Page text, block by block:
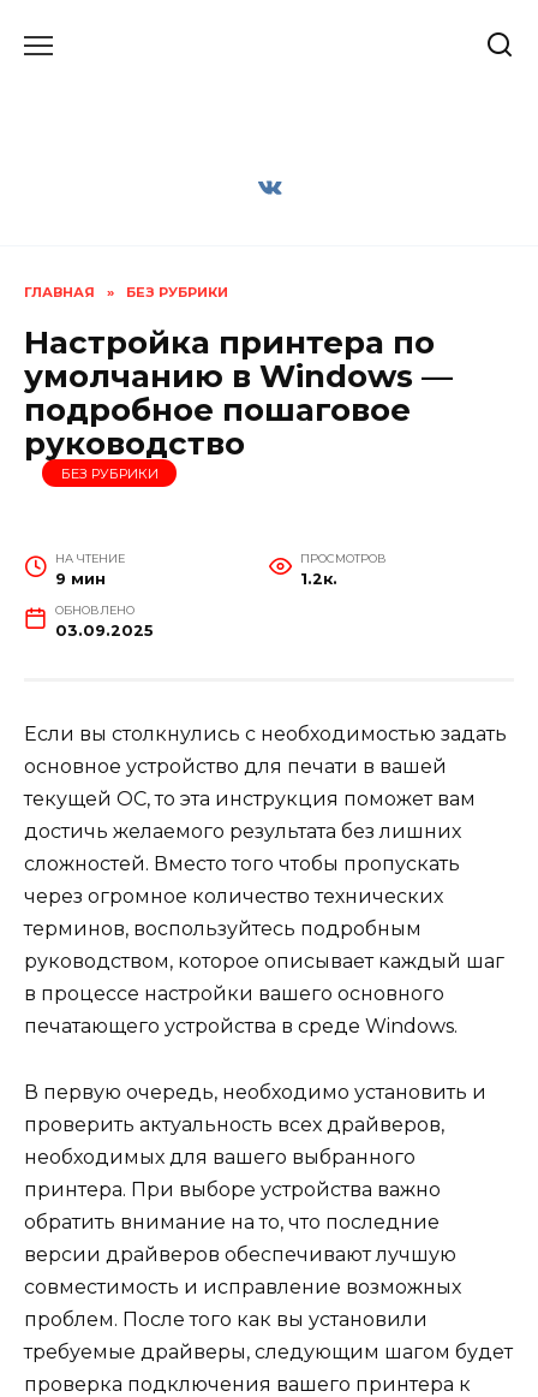
ГЛАВНАЯ » БЕЗ РУБРИКИ
Настройка принтера по
умолчанию в Windows —
подробное пошаговое
руководство
БЕЗ РУБРИКИ
НА ЧТЕНИЕ
9 мин
ПРОСМОТРОВ
1.2к.
ОБНОВЛЕНО
03.09.2025
Если вы столкнулись с необходимостью задать
основное устройство для печати в вашей
текущей ОС, то эта инструкция поможет вам
достичь желаемого результата без лишних
сложностей. Вместо того чтобы пропускать
через огромное количество технических
терминов, воспользуйтесь подробным
руководством, которое описывает каждый шаг
в процессе настройки вашего основного
печатающего устройства в среде Windows.
В первую очередь, необходимо установить и
проверить актуальность всех драйверов,
необходимых для вашего выбранного
принтера. При выборе устройства важно
обратить внимание на то, что последние
версии драйверов обеспечивают лучшую
совместимость и исправление возможных
проблем. После того как вы установили
требуемые драйверы, следующим шагом будет
проверка подключения вашего принтера к